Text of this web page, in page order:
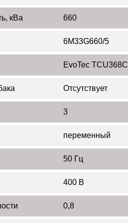
кВа 660
6M33G660/5
EvoTec TCU368C
Отсутствует
3
переменный
50 Гц
400 В
0,8